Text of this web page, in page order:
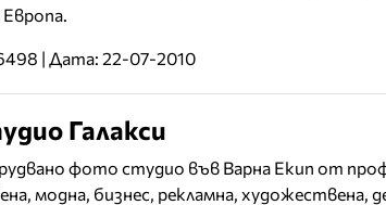
| Дата: 22-07-2010
Галакси
фото студио във Варна Екип от
модна, бизнес, рекламна,